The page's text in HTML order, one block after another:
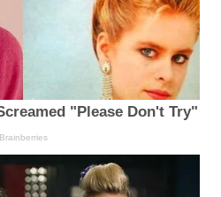
"Please Don't Try"
Brainberries